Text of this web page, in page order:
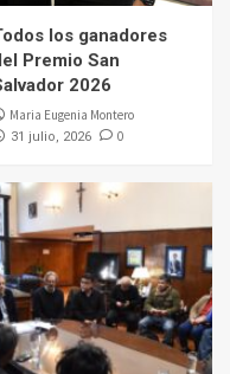
los ganadores
Premio San
2026
Maria Eugenia Montero
31 julio, 2026 0